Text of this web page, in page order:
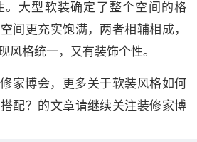
。大型软装确定了整个空间的格
间更充实饱满，两者相辅相成，
风格统一，又有装饰个性。
家博会，更多关于软装风格如何
配？的文章请继续关注装修家博